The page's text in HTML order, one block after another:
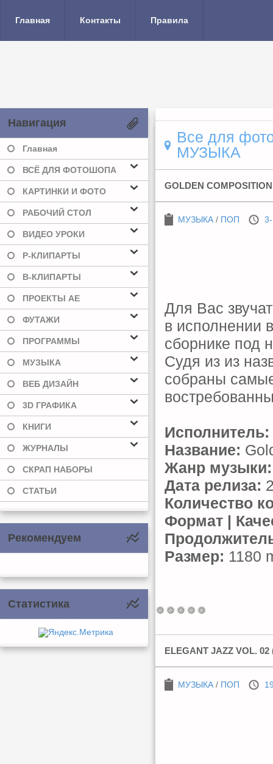
Главная Контакты Правила
Навигация
Главная
ВСЁ ДЛЯ ФОТОШОПА
КАРТИНКИ И ФОТО
РАБОЧИЙ СТОЛ
ВИДЕО УРОКИ
Р-КЛИПАРТЫ
В-КЛИПАРТЫ
ПРОЕКТЫ AE
ФУТАЖИ
ПРОГРАММЫ
МУЗЫКА
ВЕБ ДИЗАЙН
3D ГРАФИКА
КНИГИ
ЖУРНАЛЫ
СКРАП НАБОРЫ
СТАТЬИ
Рекомендуем
Статистика
Все для
МУЗЫКА
GOLDEN
МУЗЫКА / ПОП
Для Вас
в исполнении
сборнике под
Судя из из
собраны
Исполнитель:
Название:
Жанр музыки:
Дата релиза:
Количество
Формат |
Размер: 1180
ELEGANT JAZZ VOL. 02
МУЗЫКА / ПОП